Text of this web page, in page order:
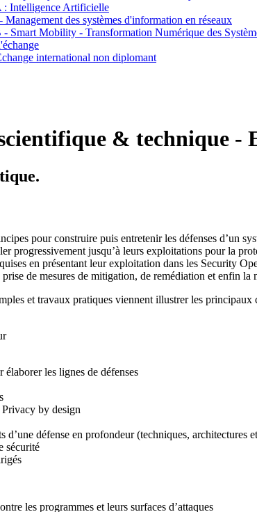
Intelligence Artificielle
Management des systèmes d'information en réseaux
- Smart Mobility - Transformation Numérique des
international non diplomant
& technique -
pour construire puis entretenir les défenses d’un
progressivement jusqu’à leurs exploitations pour la
en présentant leur exploitation dans les Security
de mesures de mitigation, de remédiation et enfin la
et travaux pratiques viennent illustrer les
élaborer les lignes de défenses
by design
d’une défense en profondeur (techniques, architectures
sécurité
les programmes et leurs surfaces d’attaques